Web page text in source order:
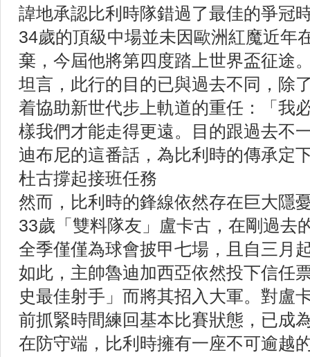
諱地承認比利時隊錯過了最佳的爭冠
34歲的頂級中場並未因歐洲紅魔近年
棄，今屆他將第四度踏上世界盃征途
坦言，此行的目的已與過去不同，除
着協助新世代步上軌道的重任：「我
樣我們才能走得更遠。目的跟過去不
迪布尼的這番話，為比利時的傳承定
杜古撐起接班任務
然而，比利時的鋒線依然存在巨大隱
33歲「雙料隊友」盧卡古，在剛過去
全季僅僅為球會披甲七場，且自三月
如此，主帥魯迪加西亞依然投下信任
史最佳射手」而將其招入大軍。對盧
前抓緊時間練回基本比賽狀態，已成
在防守端，比利時擁有一座不可逾越